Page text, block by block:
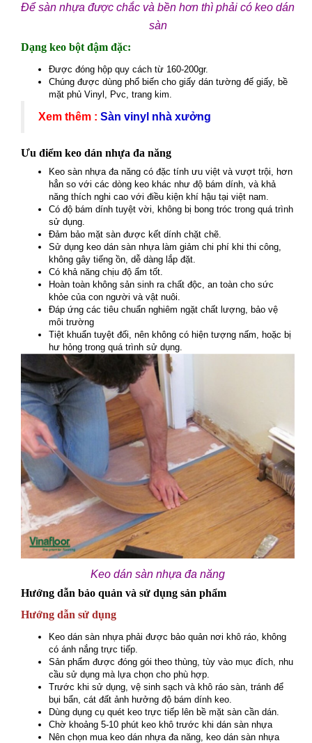
Để sàn nhựa được chắc và bền hơn thì phải có keo dán
sàn
Dạng keo bột đậm đặc:
Được đóng hộp quy cách từ 160-200gr.
Chúng được dùng phổ biến cho giấy dán tường đế giấy, bề
mặt phủ Vinyl, Pvc, trang kim.
Xem thêm : Sàn vinyl nhà xưởng
Ưu điểm keo dán nhựa đa năng
Keo sàn nhựa đa năng có đặc tính ưu việt và vượt trội, hơn
hẳn so với các dòng keo khác như độ bám dính, và khả
năng thích nghi cao với điều kiện khí hậu tại việt nam.
Có độ bám dính tuyệt vời, không bị bong tróc trong quá trình
sử dụng.
Đảm bảo mặt sàn được kết dính chặt chẽ.
Sử dụng keo dán sàn nhựa làm giảm chi phí khi thi công,
không gây tiếng ồn, dễ dàng lắp đặt.
Có khả năng chịu độ ẩm tốt.
Hoàn toàn không sản sinh ra chất độc, an toàn cho sức
khỏe của con người và vật nuôi.
Đáp ứng các tiêu chuẩn nghiêm ngặt chất lượng, bảo vệ
môi trường
Tiệt khuẩn tuyệt đối, nên không có hiện tượng nấm, hoặc bị
hư hỏng trong quá trình sử dụng.
Keo dán sàn nhựa đa năng
Hướng dẫn bảo quản và sử dụng sản phẩm
Hướng dẫn sử dụng
Keo dán sàn nhựa phải được bảo quản nơi khô ráo, không
có ánh nắng trực tiếp.
Sản phẩm được đóng gói theo thùng, tùy vào mục đích, nhu
cầu sử dụng mà lựa chọn cho phù hợp.
Trước khi sử dụng, vệ sinh sạch và khô ráo sàn, tránh để
bụi bẩn, cát đất ảnh hưởng độ bám dính keo.
Dùng dụng cụ quét keo trực tiếp lên bề mặt sàn cần dán.
Chờ khoảng 5-10 phút keo khô trước khi dán sàn nhựa
Nên chọn mua keo dán nhựa đa năng, keo dán sàn nhựa